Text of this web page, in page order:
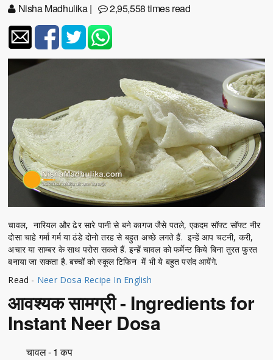
Nisha Madhulika| 2,95,558 times read
चावल, नारियल और ढेर सारे पानी से बने कागज जैसे पतले, एकदम सॉफ्ट सॉफ्ट नीर
दोसा चाहे गर्मा गर्म या ठंडे दोनो तरह से बहुत अच्छे लगते हैं. इन्हें आप चटनी, करी,
अचार या साम्बर के साथ परोस सकते हैं. इन्हें चावल को फर्मेन्ट किये बिना तुरत फुरत
बनाया जा सकता है. बच्चों को स्कूल टिफिन में भी ये बहुत पसंद आयेंगे.
Read - Neer Dosa Recipe In English
आवश्यक सामग्री - Ingredients for
Instant Neer Dosa
चावल - 1 कप